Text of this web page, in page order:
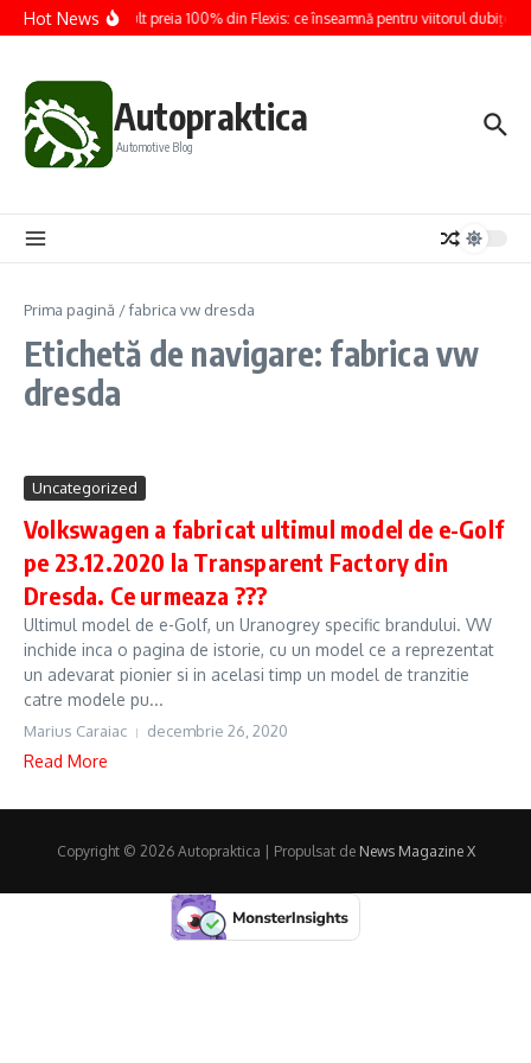
Sari la conținut
Hot NewsRenault preia 100% din Flexis: ce înseamnă pentru viitorul dubițelor
Autopraktica
Automotive Blog
Prima pagină /fabrica vw dresda
Etichetă de navigare: fabrica vw
dresda
Uncategorized
Volkswagen a fabricat ultimul model de e-Golf
pe 23.12.2020 la Transparent Factory din
Dresda. Ce urmeaza ???
Ultimul model de e-Golf, un Uranogrey specific brandului. VW
inchide inca o pagina de istorie, cu un model ce a reprezentat
un adevarat pionier si in acelasi timp un model de tranzitie
catre modele pu...
Marius Caraiac decembrie 26, 2020
Read More
Copyright © 2026 Autopraktica | Propulsat de News Magazine X